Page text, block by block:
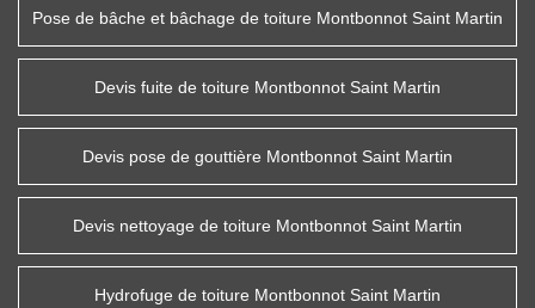
Pose de bâche et bâchage de toiture Montbonnot Saint Martin
Devis fuite de toiture Montbonnot Saint Martin
Devis pose de gouttière Montbonnot Saint Martin
Devis nettoyage de toiture Montbonnot Saint Martin
Hydrofuge de toiture Montbonnot Saint Martin